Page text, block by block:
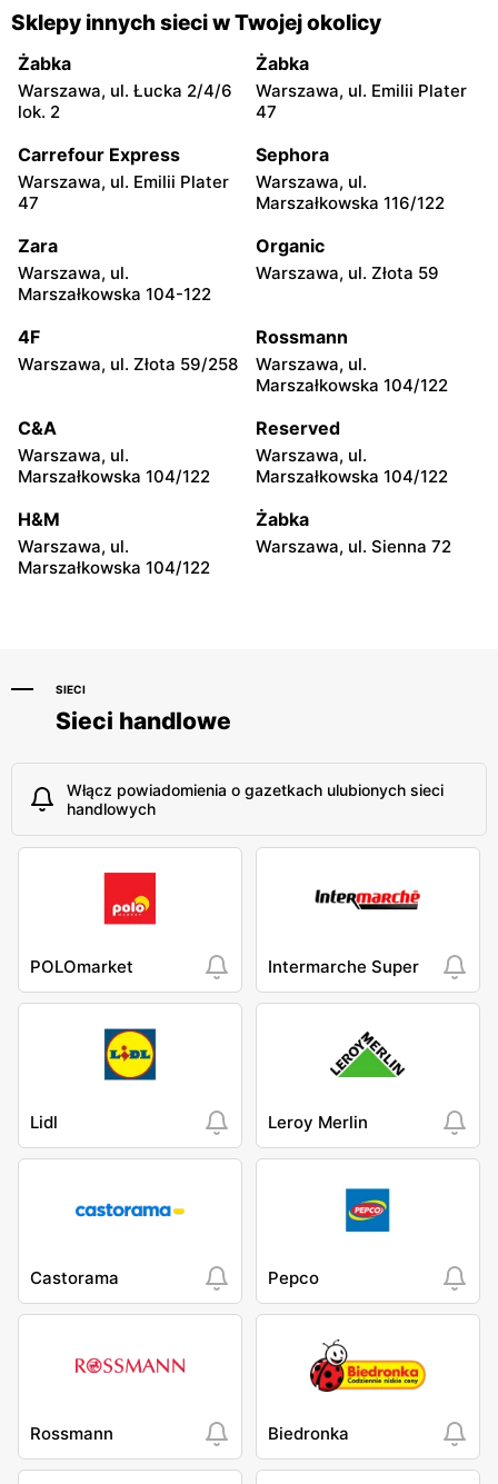
Chorten
Warszawa, ul. Franciszka
Żymirskiego 7/168u
Chorten
Warszawa, ul. Wejherowska
20
Chorten
6/18
Chorten
6
Chorten
28\U4
Chorten
Chorten
Abrahama 7a
Chorten
27 lok.100/103
Chorten
18/1a
Chorten
15c
Chorten
29a
Chorten
Chorten Chorten
Sklepy innych sieci w Twojej okolicy
Żabka
Warszawa, ul. Łucka 2/4/6
lok. 2
Żabka
Warszawa, ul. Emilii Plater
47
Carrefour Express
Warszawa, ul. Emilii Plater
47
Sephora
Warszawa, ul.
Marszałkowska 116/122
Zara
Warszawa, ul.
Marszałkowska 104-122
Organic
Warszawa, ul. Złota 59
4F
Warszawa, ul. Złota 59/258
Rossmann
Warszawa, ul.
Marszałkowska 104/122
C&A
Warszawa, ul.
Marszałkowska 104/122
Reserved
Warszawa, ul.
Marszałkowska 104/122
H&M
Warszawa, ul.
Marszałkowska 104/122
Żabka
Warszawa, ul. Sienna 72
SIECI
Sieci handlowe
Włącz powiadomienia o gazetkach ulubionych sieci
handlowych
POLOmarket Intermarche Super
Lidl Leroy Merlin
Castorama Pepco
Rossmann Biedronka